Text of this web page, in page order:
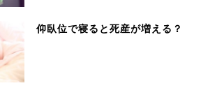
仰臥位で寝ると死産が増える？